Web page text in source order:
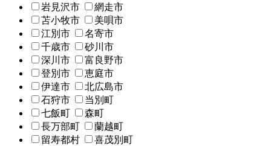
岩見沢市
網走市
苫小牧市
美唄市
江別市
名寄市
千歳市
砂川市
深川市
富良野市
登別市
恵庭市
伊達市
北広島市
石狩市
当別町
七飯町
森町
長万部町
蘭越町
留寿都村
喜茂別町